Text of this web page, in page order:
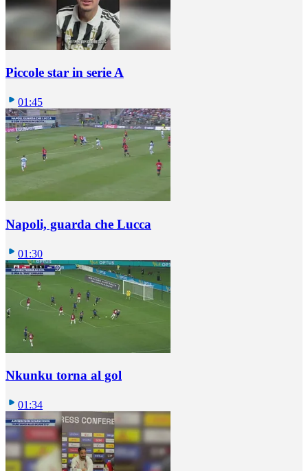
Piccole star in serie A
01:45
Napoli, guarda che Lucca
01:30
Nkunku torna al gol
01:34